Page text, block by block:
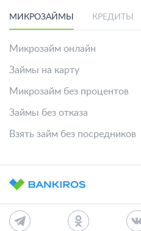
МИКРОЗАЙМЫ КРЕДИТЫ
Микрозайм онлайн
Займы на карту
Микрозайм без процентов
Займы без отказа
Взять займ без посредников